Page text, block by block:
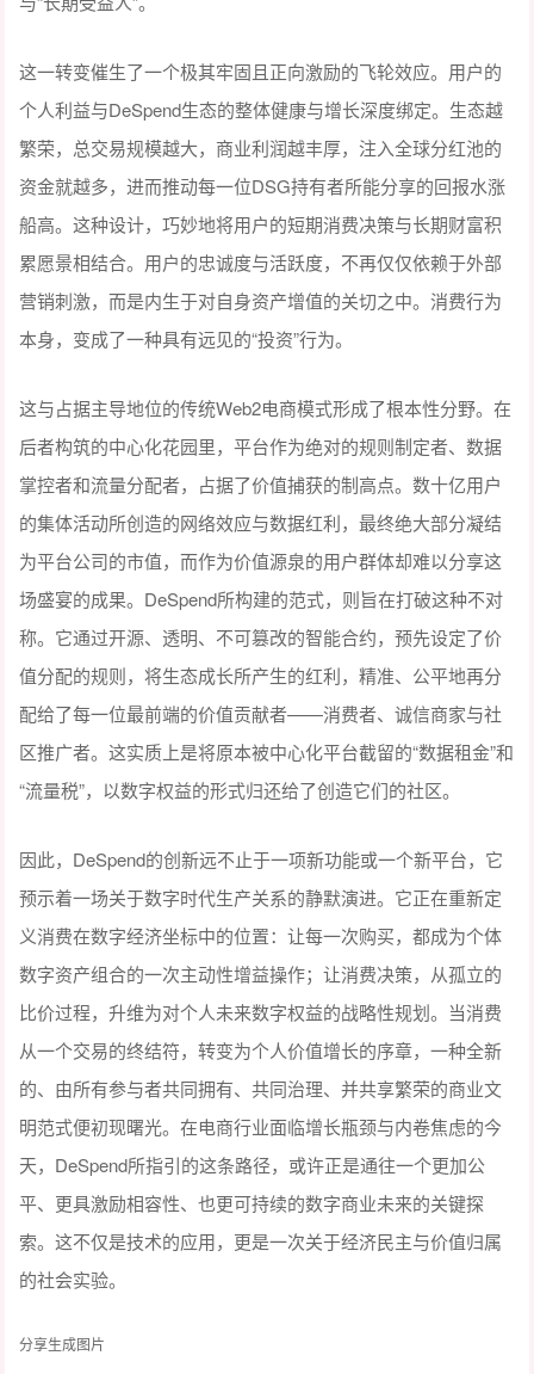
这一转变催生了一个极其牢固且正向激励的飞轮效应。用户的
个人利益与DeSpend生态的整体健康与增长深度绑定。生态越
繁荣，总交易规模越大，商业利润越丰厚，注入全球分红池的
资金就越多，进而推动每一位DSG持有者所能分享的回报水涨
船高。这种设计，巧妙地将用户的短期消费决策与长期财富积
累愿景相结合。用户的忠诚度与活跃度，不再仅仅依赖于外部
营销刺激，而是内生于对自身资产增值的关切之中。消费行为
本身，变成了一种具有远见的“投资”行为。
这与占据主导地位的传统Web2电商模式形成了根本性分野。在
后者构筑的中心化花园里，平台作为绝对的规则制定者、数据
掌控者和流量分配者，占据了价值捕获的制高点。数十亿用户
的集体活动所创造的网络效应与数据红利，最终绝大部分凝结
为平台公司的市值，而作为价值源泉的用户群体却难以分享这
场盛宴的成果。DeSpend所构建的范式，则旨在打破这种不对
称。它通过开源、透明、不可篡改的智能合约，预先设定了价
值分配的规则，将生态成长所产生的红利，精准、公平地再分
配给了每一位最前端的价值贡献者——消费者、诚信商家与社
区推广者。这实质上是将原本被中心化平台截留的“数据租金”和
“流量税”，以数字权益的形式归还给了创造它们的社区。
因此，DeSpend的创新远不止于一项新功能或一个新平台，它
预示着一场关于数字时代生产关系的静默演进。它正在重新定
义消费在数字经济坐标中的位置：让每一次购买，都成为个体
数字资产组合的一次主动性增益操作；让消费决策，从孤立的
比价过程，升维为对个人未来数字权益的战略性规划。当消费
从一个交易的终结符，转变为个人价值增长的序章，一种全新
的、由所有参与者共同拥有、共同治理、并共享繁荣的商业文
明范式便初现曙光。在电商行业面临增长瓶颈与内卷焦虑的今
天，DeSpend所指引的这条路径，或许正是通往一个更加公
平、更具激励相容性、也更可持续的数字商业未来的关键探
索。这不仅是技术的应用，更是一次关于经济民主与价值归属
的社会实验。
分享生成图片